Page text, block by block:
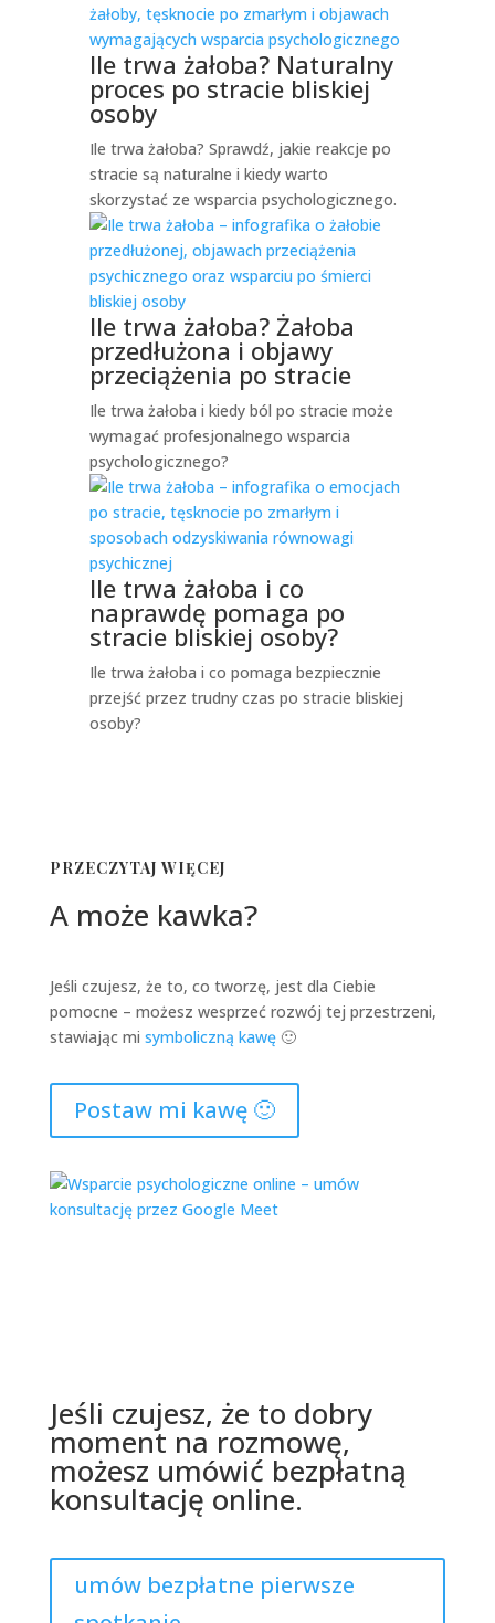
Ile trwa żałoba? Naturalny
proces po stracie bliskiej
osoby
Ile trwa żałoba? Sprawdź, jakie reakcje po
stracie są naturalne i kiedy warto
skorzystać ze wsparcia psychologicznego.
Ile trwa żałoba? Żałoba
przedłużona i objawy
przeciążenia po stracie
Ile trwa żałoba i kiedy ból po stracie może
wymagać profesjonalnego wsparcia
psychologicznego?
Ile trwa żałoba i co
naprawdę pomaga po
stracie bliskiej osoby?
Ile trwa żałoba i co pomaga bezpiecznie
przejść przez trudny czas po stracie bliskiej
osoby?
PRZECZYTAJ WIĘCEJ
A może kawka?
Jeśli czujesz, że to, co tworzę, jest dla Ciebie
pomocne – możesz wesprzeć rozwój tej przestrzeni,
stawiając mi symboliczną kawę🙂
Postaw mi kawę 🙂
Jeśli czujesz, że to dobry
moment na rozmowę,
możesz umówić bezpłatną
konsultację online.
umów bezpłatne pierwsze